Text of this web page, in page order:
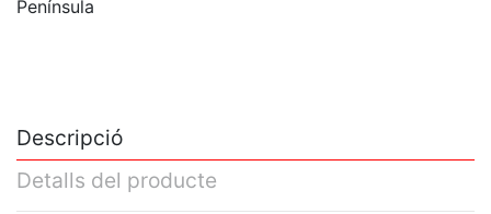
Península
Descripció
Detalls del producte